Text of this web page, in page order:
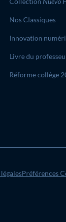
Nos Classiques
Innovation
Livre du
Réforme collège
Préférences